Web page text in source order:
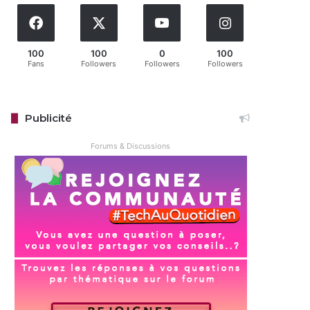
100
Fans
100
Followers
0
Followers
100
Followers
Publicité
Forums & Discussions